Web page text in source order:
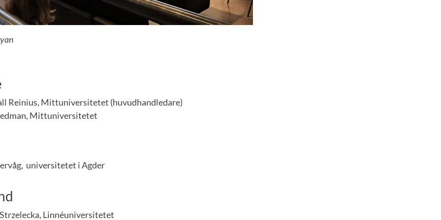
Reinius, Mittuniversitetet (huvudhandledare)
Mittuniversitetet
universitetet i Agder
Linnéuniversitetet